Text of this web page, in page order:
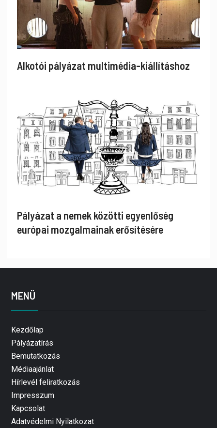
Alkotói pályázat multimédia-kiállításhoz
Pályázat a nemek közötti egyenlőség
európai mozgalmainak erősítésére
MENÜ
Kezdőlap
Pályázatírás
Bemutatkozás
Médiaajánlat
Hírlevél feliratkozás
Impresszum
Kapcsolat
Adatvédelmi Nyilatkozat